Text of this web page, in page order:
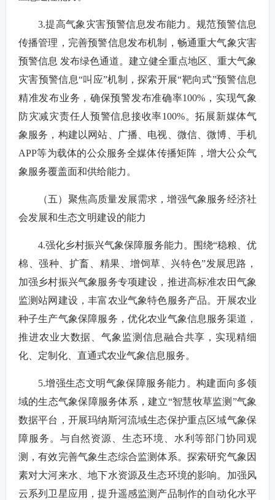
3.提高气象灾害预警信息发布能力。规范预警信息
传播管理，完善预警信息发布机制，畅通重大气象灾害
预警信息 发布绿色通道。建立健全重点地区、重大气象
灾害预警信息“叫应”机制，探索开展“靶向式”预警信息
精准发布业务，确保预警发布准确率100%，实现气象
防灾减灾责任人预警信息接收率100%。拓展新媒体气
象服务，构建以网站、广播、电视、微信、微博、手机
APP等为载体的公众服务全媒体传播矩阵，增大公众气
象服务覆盖面和供给能力。
（五）聚焦高质量发展需求，增强气象服务经济社
会发展和生态文明建设的能力
4.强化乡村振兴气象保障服务能力。围绕“稳粮、优
棉、强种、扩畜、精果、增饲草、兴特色”发展思路，
加强乡村振兴气象服务专项建设，推进高标准农田气象
监测站网建设，丰富农业气象特色服务产品。开展农业
种子生产气象保障服务，优化农业气象信息服务渠道，
推进农业大数据、气象监测信息融合共享，实现精细
化、定制化、直通式农业气象信息服务。
5.增强生态文明气象保障服务能力。构建面向多领
域的生态气象保障服务体系，建立“智慧牧草监测”气象
数据平台，开展玛纳斯河流域生态保护重点区域气象保
障服务。与自然资源、生态环境、水利等部门协同观
测，有效完善气象生态综合监测体系。探索研究气象因
素对大河来水、地下水资源及生态环境的影响。加强风
云系列卫星应用，提升遥感监测产品制作的自动化水平